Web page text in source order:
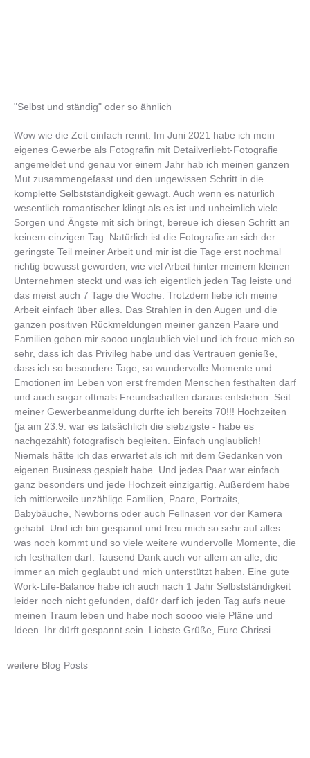
"Selbst und ständig" oder so ähnlich
Wow wie die Zeit einfach rennt. Im Juni 2021 habe ich mein
eigenes Gewerbe als Fotografin mit Detailverliebt-Fotografie
angemeldet und genau vor einem Jahr hab ich meinen ganzen
Mut zusammengefasst und den ungewissen Schritt in die
komplette Selbstständigkeit gewagt. Auch wenn es natürlich
wesentlich romantischer klingt als es ist und unheimlich viele
Sorgen und Ängste mit sich bringt, bereue ich diesen Schritt an
keinem einzigen Tag. Natürlich ist die Fotografie an sich der
geringste Teil meiner Arbeit und mir ist die Tage erst nochmal
richtig bewusst geworden, wie viel Arbeit hinter meinem kleinen
Unternehmen steckt und was ich eigentlich jeden Tag leiste und
das meist auch 7 Tage die Woche. Trotzdem liebe ich meine
Arbeit einfach über alles. Das Strahlen in den Augen und die
ganzen positiven Rückmeldungen meiner ganzen Paare und
Familien geben mir soooo unglaublich viel und ich freue mich so
sehr, dass ich das Privileg habe und das Vertrauen genieße,
dass ich so besondere Tage, so wundervolle Momente und
Emotionen im Leben von erst fremden Menschen festhalten darf
und auch sogar oftmals Freundschaften daraus entstehen. Seit
meiner Gewerbeanmeldung durfte ich bereits 70!!! Hochzeiten
(ja am 23.9. war es tatsächlich die siebzigste - habe es
nachgezählt) fotografisch begleiten. Einfach unglaublich!
Niemals hätte ich das erwartet als ich mit dem Gedanken von
eigenen Business gespielt habe. Und jedes Paar war einfach
ganz besonders und jede Hochzeit einzigartig. Außerdem habe
ich mittlerweile unzählige Familien, Paare, Portraits,
Babybäuche, Newborns oder auch Fellnasen vor der Kamera
gehabt. Und ich bin gespannt und freu mich so sehr auf alles
was noch kommt und so viele weitere wundervolle Momente, die
ich festhalten darf. Tausend Dank auch vor allem an alle, die
immer an mich geglaubt und mich unterstützt haben. Eine gute
Work-Life-Balance habe ich auch nach 1 Jahr Selbstständigkeit
leider noch nicht gefunden, dafür darf ich jeden Tag aufs neue
meinen Traum leben und habe noch soooo viele Pläne und
Ideen. Ihr dürft gespannt sein. Liebste Grüße, Eure Chrissi
weitere Blog Posts